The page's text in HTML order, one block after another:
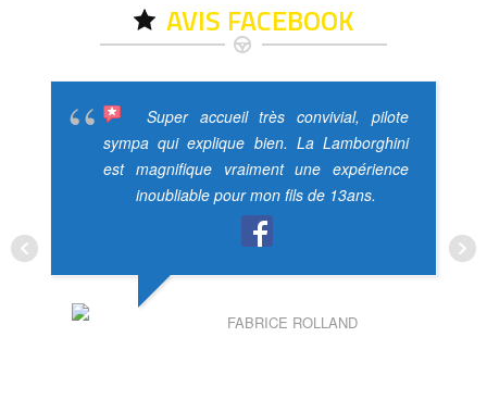
AVIS FACEBOOK
Super accueil très convivial, pilote
sympa qui explique bien. La Lamborghini
est magnifique vraiment une expérience
inoubliable pour mon fils de 13ans.
FABRICE ROLLAND